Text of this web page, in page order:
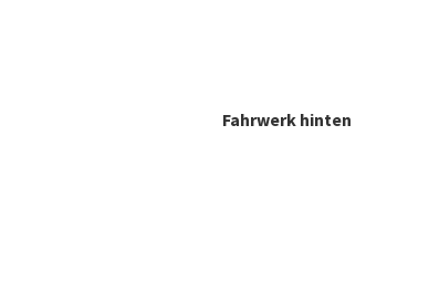
Fahrwerk hinten